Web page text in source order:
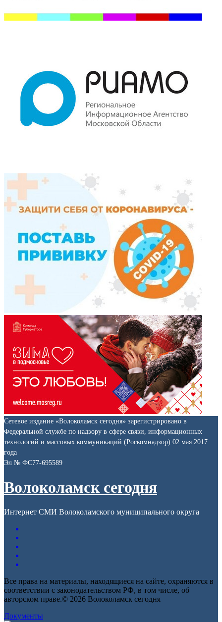
Сетевое издание «Волоколамск сегодня» зарегистрировано в
Федеральной службе по надзору в сфере связи, информационных
технологий и массовых коммуникаций (Роскомнадзор) 02 мая 2017
года
Эл № ФС77-695589
Волоколамск сегодня
Интернет СМИ Волоколамского муниципального округа
Все права на материалы, находящиеся на сайте, охраняются в
соответствии с законодательством РФ, в том числе, об
авторском праве.© 2026 Волоколамск сегодня
Документы